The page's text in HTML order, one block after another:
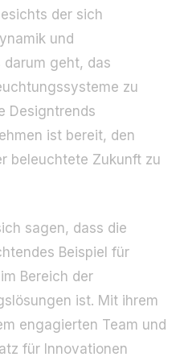
der sich
und
darum geht, das
zu
Designtrends
ist bereit, den
beleuchtete Zukunft zu
sagen, dass die
Beispiel für
Bereich der
ist. Mit ihrem
engagierten Team und
für Innovationen